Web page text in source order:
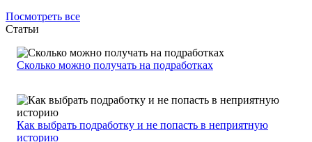
Посмотреть все
Статьи
Сколько можно получать на подработках
Как выбрать подработку и не попасть в неприятную
историю